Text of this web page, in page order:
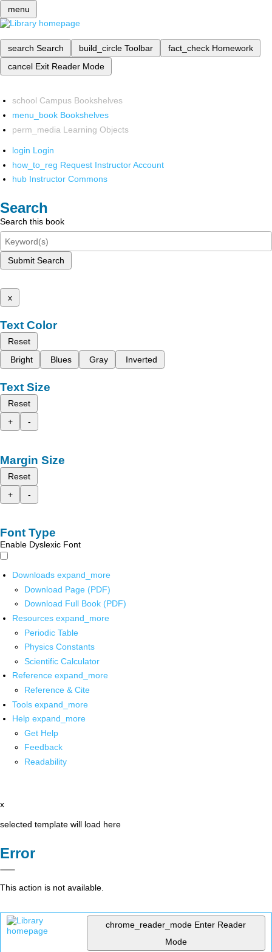
menu
search Search build_circle Toolbar fact_check Homework
cancel Exit Reader Mode
school Campus Bookshelves
menu_book Bookshelves
perm_media Learning Objects
login Login
how_to_reg Request Instructor Account
hub Instructor Commons
Search
Search this book
Submit Search
x
Text Color
Reset
Bright
Blues Gray Inverted
Text Size
Reset
+
-
Margin Size
Reset
+
-
Font Type
Enable Dyslexic Font
Downloads expand_more
Download Page (PDF)
Download Full Book (PDF)
Resources expand_more
Periodic Table
Physics Constants
Scientific Calculator
Reference expand_more
Reference & Cite
Tools expand_more
Help expand_more
Get Help
Feedback
Readability
x
selected template will load here
Error
This action is not available.
chrome_reader_mode Enter Reader
Mode